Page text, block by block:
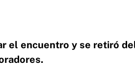
el encuentro y se retiró